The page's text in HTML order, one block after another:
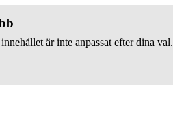
är inte anpassat efter dina val.